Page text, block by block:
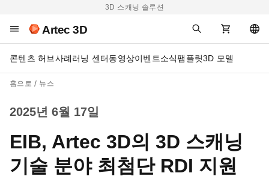
3D 스캐닝 솔루션
Artec 3D
콘텐츠 허브사례러닝 센터동영상이벤트소식팸플릿3D 모델
홈으로 뉴스
2025년 6월 17일
EIB, Artec 3D의 3D 스캐닝
기술 분야 최첨단 RDI 지원